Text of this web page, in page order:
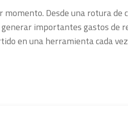
Desde una rotura de
importantes gastos de
en una herramienta cada